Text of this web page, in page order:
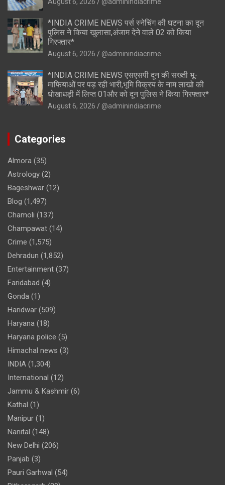
*INDIA CRIME NEWS पर्स स्नेचिंग की घटना का दून
पुलिस ने किया खुलासा,अंजाम देने वाले 02 को किया
गिरफ्तार*
August 6, 2026 @adminindiacrime
*INDIA CRIME NEWS एसएसपी दून की सख्ती भू-
माफियाओं पर पड़ रही भारी,भूमि विक्रय के नाम लाखो की
धोखाधड़ी में लिप्त 01और को दून पुलिस ने किया गिरफ्तार*
August 6, 2026 @adminindiacrime
Categories
Almora (35)
Astrology (2)
Bageshwar (12)
Blog (1,497)
Chamoli (137)
Champawat (14)
Crime (1,575)
Dehradun (1,852)
Entertainment (37)
Faridabad (4)
Gonda (1)
Haridwar (509)
Haryana (18)
Haryana police (5)
Himachal news (3)
INDIA (1,304)
International (12)
Jammu & Kashmir (6)
Kathal (1)
Manipur (1)
Nanital (148)
New Delhi (206)
Panjab (3)
Pauri Garhwal (54)